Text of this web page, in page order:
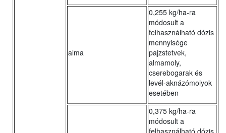
alma
0,255 kg/ha-ra
módosult a
felhasználható dózis
mennyisége
pajzstetvek,
almamoly,
cserebogarak és
levél-aknázómolyok
esetében
0,375 kg/ha-ra
módosult a